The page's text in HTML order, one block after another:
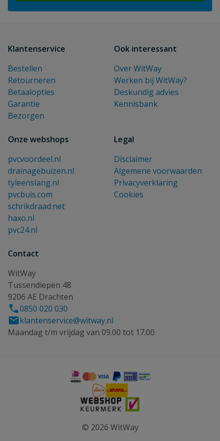
Klantenservice
Bestellen
Retourneren
Betaalopties
Garantie
Bezorgen
Ook interessant
Over WitWay
Werken bij WitWay?
Deskundig advies
Kennisbank
Onze webshops
pvcvoordeel.nl
drainagebuizen.nl
tyleenslang.nl
pvcbuis.com
schrikdraad.net
haxo.nl
pvc24.nl
Legal
Disclaimer
Algemene voorwaarden
Privacyverklaring
Cookies
Contact
WitWay
Tussendiepen 48
9206 AE Drachten
0850 020 030
klantenservice@witway.nl
Maandag t/m vrijdag van 09.00 tot 17.00
© 2026 WitWay